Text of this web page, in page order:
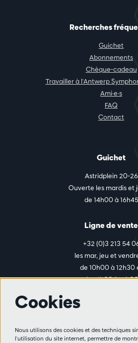
Recherches
Guichet
Abonnements
Chèque-cadeau
Travailler à l'Antwerp
Ami·e·s
FAQ
Contact
Guichet
Astridplein 20-26
Ouverte les mardis et
de 14h00 à 16h45
Ligne de vente
+32 (0)3 213 54
les mar, jeu et
de 10h00 à 12h30
de 14h00 à 17h00
Règlement des
Cookies
Nous utilisons des cookies et des techniques
l'utilisation du site internet, permettre de